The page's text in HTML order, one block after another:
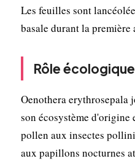
Les feuilles sont
basale durant la première
Rôle
Oenothera erythrosepala
son écosystème d'origine
pollen aux insectes
aux papillons nocturnes